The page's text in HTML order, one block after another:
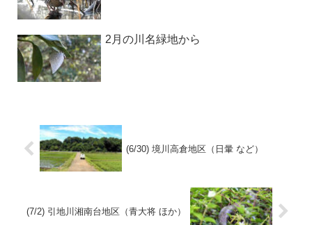
2月の川名緑地から
(6/30) 境川高倉地区（日暈 など）
(7/2) 引地川湘南台地区（青大将 ほか）